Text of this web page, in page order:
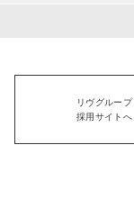
リヴグループ
採用サイトへ